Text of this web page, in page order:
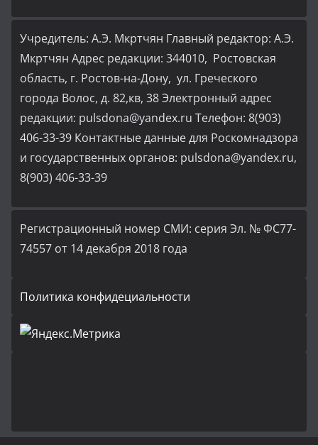
Учредитель: А.Э. Мкртчян Главный редактор: А.Э.
Мкртчян Адрес редакции: 344010, Ростовская
область, г. Ростов-на-Дону, ул. Греческого
города Волос, д. 82,кв, 38 Электронный адрес
редакции: pulsdona@yandex.ru Телефон: 8(903)
406-33-39 Контактные данные для Роскомнадзора
и государственных органов: pulsdona@yandex.ru,
8(903) 406-33-39
Регистрационный номер СМИ: серия Эл. № ФС77-
74557 от 14 декабря 2018 года
Политика конфидециальности